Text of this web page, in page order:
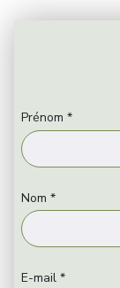
Prénom *
Nom *
E-mail *